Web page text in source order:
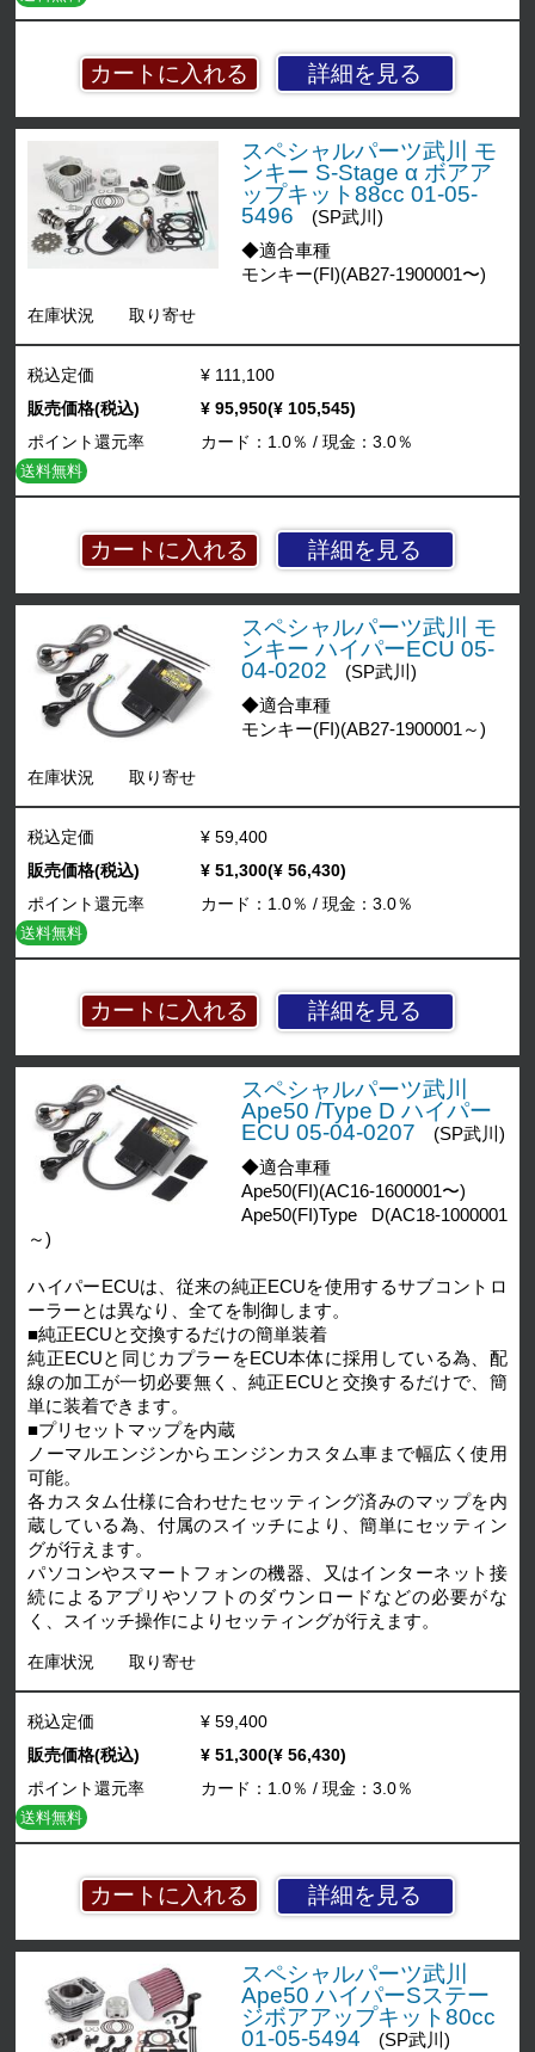
詳細を見る
スペシャルパーツ武川 モ
ンキー S-Stage α ボアア
ップキット88cc 01-05-
5496
(SP武川)
◆適合車種
モンキー(FI)(AB27-1900001〜)
在庫状況 取り寄せ
詳細を見る
税込定価
¥ 111,100
販売価格(税込)
¥ 95,950(¥ 105,545)
ポイント還元率
カード：1.0％ / 現金：3.0％
送料無料
スペシャルパーツ武川 モ
ンキー ハイパーECU 05-
04-0202
(SP武川)
◆適合車種
モンキー(FI)(AB27-1900001～)
在庫状況 取り寄せ
詳細を見る
税込定価
¥ 59,400
販売価格(税込)
¥ 51,300(¥ 56,430)
ポイント還元率
カード：1.0％ / 現金：3.0％
送料無料
スペシャルパーツ武川
Ape50 /Type D ハイパー
ECU 05-04-0207
(SP武川)
◆適合車種
Ape50(FI)(AC16-1600001〜)
Ape50(FI)Type D(AC18-1000001
～)
ハイパーECUは、従来の純正ECUを使用するサブコントロ
ーラーとは異なり、全てを制御します。
■純正ECUと交換するだけの簡単装着
純正ECUと同じカプラーをECU本体に採用している為、配
線の加工が一切必要無く、純正ECUと交換するだけで、簡
単に装着できます。
■プリセットマップを内蔵
ノーマルエンジンからエンジンカスタム車まで幅広く使用
可能。
各カスタム仕様に合わせたセッティング済みのマップを内
蔵している為、付属のスイッチにより、簡単にセッティン
グが行えます。
パソコンやスマートフォンの機器、又はインターネット接
続によるアプリやソフトのダウンロードなどの必要がな
く、スイッチ操作によりセッティングが行えます。
在庫状況 取り寄せ
詳細を見る
税込定価
¥ 59,400
販売価格(税込)
¥ 51,300(¥ 56,430)
ポイント還元率
カード：1.0％ / 現金：3.0％
送料無料
スペシャルパーツ武川
Ape50 ハイパーSステー
ジボアアップキット80cc
01-05-5494
(SP武川)